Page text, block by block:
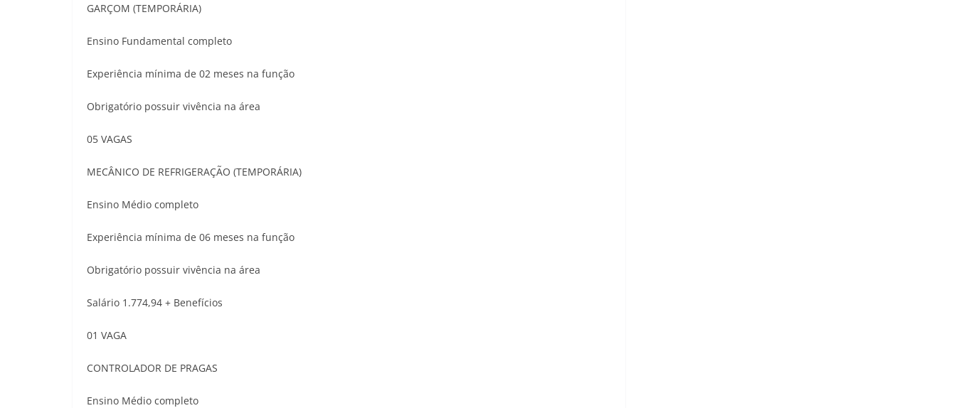
GARÇOM (TEMPORÁRIA)
Ensino Fundamental completo
Experiência mínima de 02 meses na função
Obrigatório possuir vivência na área
05 VAGAS
MECÂNICO DE REFRIGERAÇÃO (TEMPORÁRIA)
Ensino Médio completo
Experiência mínima de 06 meses na função
Obrigatório possuir vivência na área
Salário 1.774,94 + Benefícios
01 VAGA
CONTROLADOR DE PRAGAS
Ensino Médio completo